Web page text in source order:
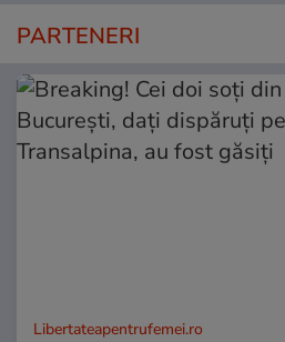
PARTENERI
Libertateapentrufemei.ro